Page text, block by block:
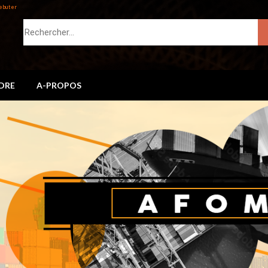
A-PROPOS